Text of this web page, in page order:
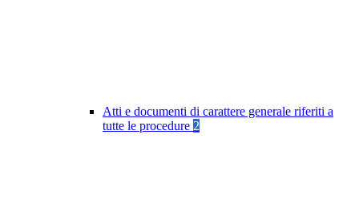
Atti e documenti di carattere generale riferiti a
tutte le procedure 2